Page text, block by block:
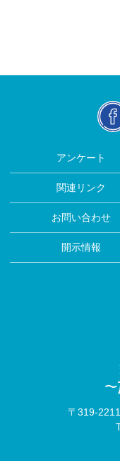
アンケート
関連リンク
お問い合わせ
開示情報
〒319-